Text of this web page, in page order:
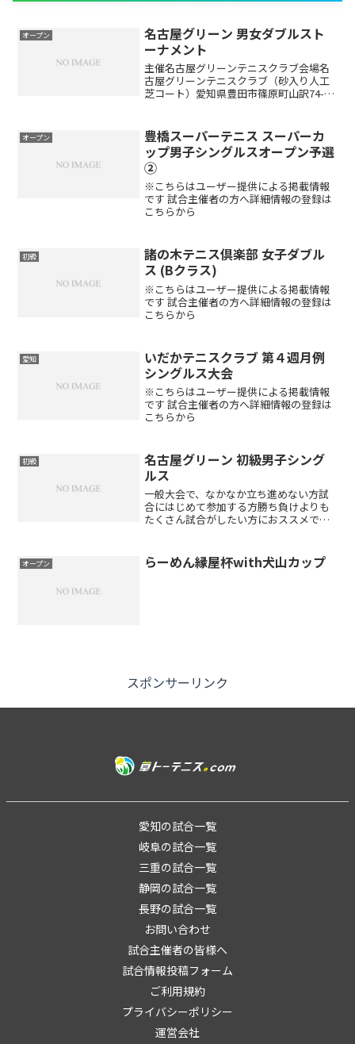
オープン
名古屋グリーン 男女ダブルスト
ーナメント
主催名古屋グリーンテニスクラブ会場名
古屋グリーンテニスクラブ（砂入り人工
芝コート）愛知県豊田市篠原町山訳74-1
（定員になり次第、キャンセル待ちとな
ります）大会日程開催...
オープン
豊橋スーパーテニス スーパーカ
ップ男子シングルスオープン予選
②
※こちらはユーザー提供による掲載情報
です 試合主催者の方へ詳細情報の登録は
こちらから
初級
諸の木テニス倶楽部 女子ダブル
ス (Bクラス)
※こちらはユーザー提供による掲載情報
です 試合主催者の方へ詳細情報の登録は
こちらから
愛知
いだかテニスクラブ 第４週月例
シングルス大会
※こちらはユーザー提供による掲載情報
です 試合主催者の方へ詳細情報の登録は
こちらから
初級
名古屋グリーン 初級男子シング
ルス
一般大会で、なかなか立ち進めない方試
合にはじめて参加する方勝ち負けよりも
たくさん試合がしたい方におススメです!!
芝コート）愛知県豊田市篠原町山訳74-1
種目男子シングル...
オープン らーめん縁屋杯with犬山カップ
スポンサーリンク
愛知の試合一覧
岐阜の試合一覧
三重の試合一覧
静岡の試合一覧
長野の試合一覧
お問い合わせ
試合主催者の皆様へ
試合情報投稿フォーム
ご利用規約
プライバシーポリシー
運営会社